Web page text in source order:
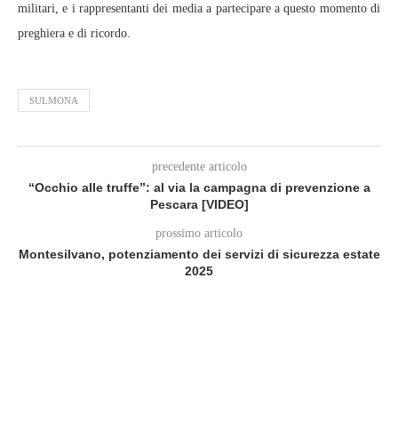
militari, e i rappresentanti dei media a partecipare a questo momento di
preghiera e di ricordo.
SULMONA
precedente articolo
“Occhio alle truffe”: al via la campagna di prevenzione a
Pescara [VIDEO]
prossimo articolo
Montesilvano, potenziamento dei servizi di sicurezza estate
2025